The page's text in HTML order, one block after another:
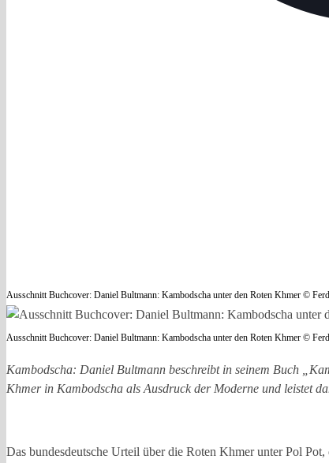
Ausschnitt Buchcover: Daniel Bultmann: Kambodscha unter den Roten Khmer ©
Ausschnitt Buchcover: Daniel Bultmann: Kambodscha unter den Roten Khmer ©
Kambodscha: Daniel Bultmann beschreibt in seinem Buch
Khmer in Kambodscha als Ausdruck der Moderne und leistet
Das bundesdeutsche Urteil über die Roten Khmer unter Pol